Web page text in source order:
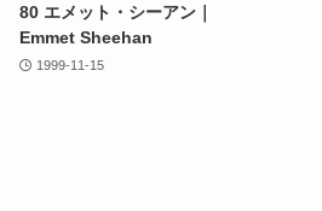
80 エメット・シーアン｜
Emmet Sheehan
1999-11-15